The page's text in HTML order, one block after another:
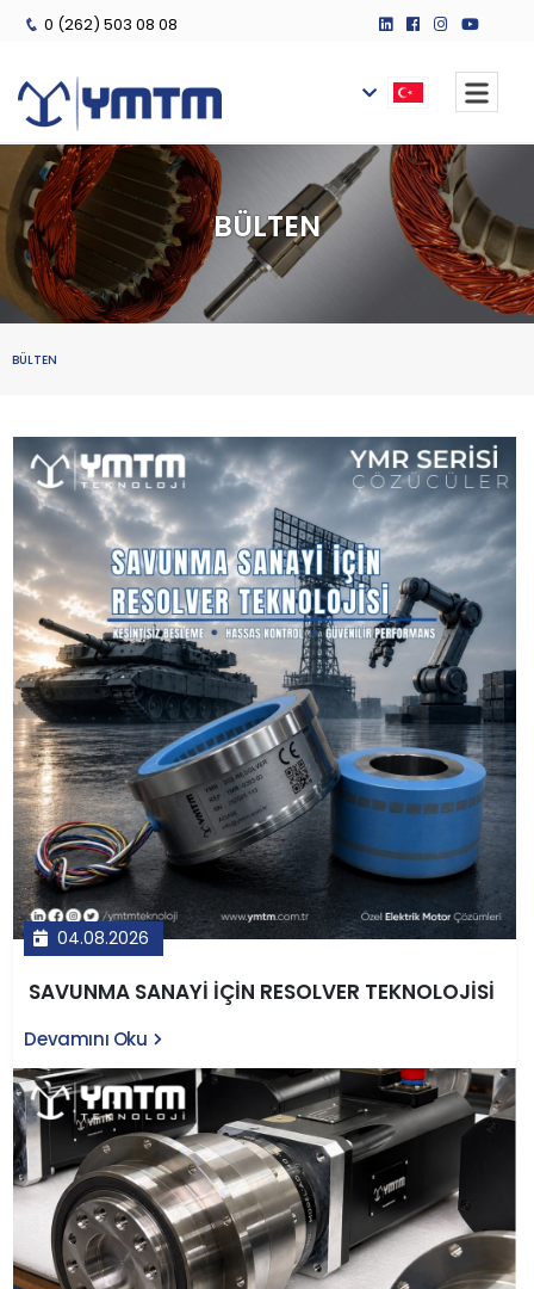
0 (262) 503 08 08
BÜLTEN
BÜLTEN
04.08.2026
SAVUNMA SANAYİ İÇİN RESOLVER TEKNOLOJİSİ
Devamını Oku